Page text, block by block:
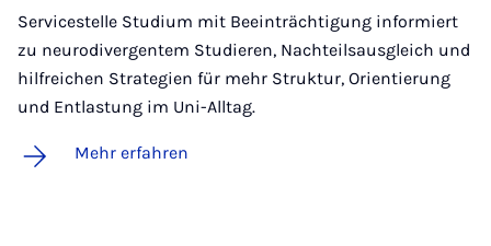
Servicestelle Studium mit Beeinträchtigung informiert
zu neurodivergentem Studieren, Nachteilsausgleich und
hilfreichen Strategien für mehr Struktur, Orientierung
und Entlastung im Uni-Alltag.
Mehr erfahren